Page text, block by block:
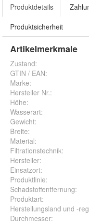
Produktdetails
Produktsicherheit
Artikelmerkmale
Zustand:
GTIN / EAN:
Marke:
Hersteller Nr.:
Höhe:
Wasserart:
Gewicht:
Breite:
Material:
Filtrationstechnik:
Hersteller:
Einsatzort:
Produktlinie:
Schadstoffentfernung:
Produktart:
Herstellungsland und -
Durchmesser: